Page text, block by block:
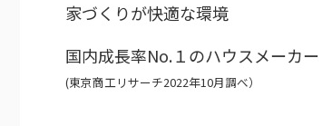
家づくりが快適な環境
国内成長率No.１のハウスメーカー
(東京商工リサーチ2022年10月調べ）